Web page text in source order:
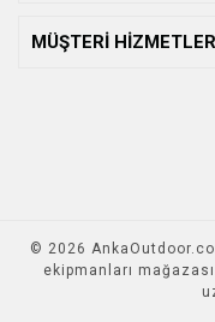
MÜŞTERİ
© 2026
ekipmanları